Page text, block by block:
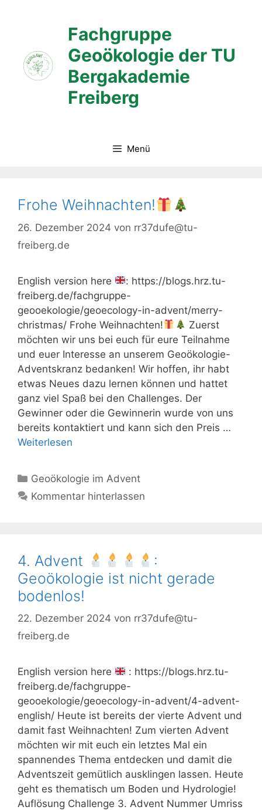
Fachgruppe
Geoökologie der TU
Bergakademie
Freiberg
Menü
Frohe Weihnachten!
26. Dezember 2024 von rr37dufe@tu-
freiberg.de
English version here
: https://blogs.hrz.tu-
freiberg.de/fachgruppe-
geooekologie/geoecology-in-advent/merry-
christmas/ Frohe Weihnachten!
Zuerst
möchten wir uns bei euch für eure Teilnahme
und euer Interesse an unserem Geoökologie-
Adventskranz bedanken! Wir hoffen, ihr habt
etwas Neues dazu lernen können und hattet
ganz viel Spaß bei den Challenges. Der
Gewinner oder die Gewinnerin wurde von uns
bereits kontaktiert und kann sich den Preis …
Weiterlesen
Kategorien
Geoökologie im Advent
Kommentar hinterlassen
4. Advent
:
Geoökologie ist nicht gerade
bodenlos!
22. Dezember 2024 von rr37dufe@tu-
freiberg.de
English version here
: https://blogs.hrz.tu-
freiberg.de/fachgruppe-
geooekologie/geoecology-in-advent/4-advent-
english/ Heute ist bereits der vierte Advent und
damit fast Weihnachten! Zum vierten Advent
möchten wir mit euch ein letztes Mal ein
spannendes Thema entdecken und damit die
Adventszeit gemütlich ausklingen lassen. Heute
geht es thematisch um Boden und Hydrologie!
Auflösung Challenge 3. Advent Nummer Umriss